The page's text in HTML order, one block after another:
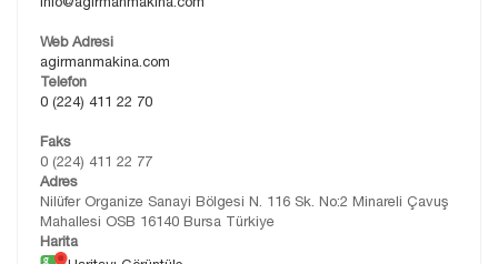
Web Adresi
agirmanmakina.com
Telefon
0 (224) 411 22 70
Faks
0 (224) 411 22 77
Adres
Nilüfer Organize Sanayi Bölgesi N. 116 Sk. No:2 Minareli Çavuş
Mahallesi OSB 16140 Bursa Türkiye
Harita